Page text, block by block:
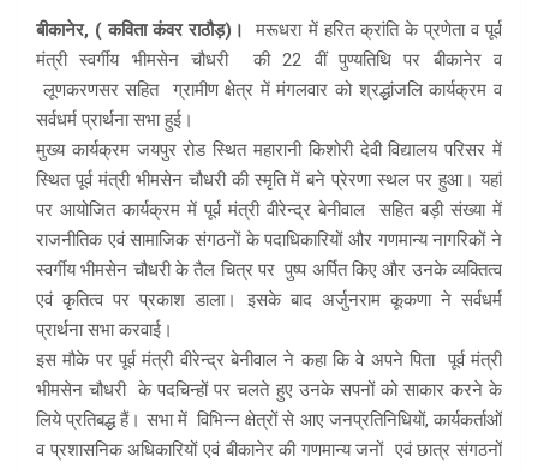
बीकानेर, ( कविता कंवर राठौड़)।
मरूधरा में हरित क्रांति के प्रणेता व पूर्व
मंत्री स्वर्गीय भीमसेन चौधरी की 22 वीं पुण्यतिथि पर बीकानेर व
लूणकरणसर सहित ग्रामीण क्षेत्र में मंगलवार को श्रद्धांजलि कार्यक्रम व
सर्वधर्म प्रार्थना सभा हुई।
मुख्य कार्यक्रम जयपुर रोड स्थित महारानी किशोरी देवी विद्यालय परिसर में
स्थित पूर्व मंत्री भीमसेन चौधरी की स्मृति में बने प्रेरणा स्थल पर हुआ। यहां
पर आयोजित कार्यक्रम में पूर्व मंत्री वीरेन्द्र बेनीवाल सहित बड़ी संख्या में
राजनीतिक एवं सामाजिक संगठनों के पदाधिकारियों और गणमान्य नागरिकों ने
स्वर्गीय भीमसेन चौधरी के तैल चित्र पर पुष्प अर्पित किए और उनके व्यक्तित्व
एवं कृतित्व पर प्रकाश डाला। इसके बाद अर्जुनराम कूकणा ने सर्वधर्म
प्रार्थना सभा करवाई।
इस मौके पर पूर्व मंत्री वीरेन्द्र बेनीवाल ने कहा कि वे अपने पिता पूर्व मंत्री
भीमसेन चौधरी के पदचिन्हों पर चलते हुए उनके सपनों को साकार करने के
लिये प्रतिबद्ध हैं। सभा में विभिन्न क्षेत्रों से आए जनप्रतिनिधियों, कार्यकर्ताओं
व प्रशासनिक अधिकारियों एवं बीकानेर की गणमान्य जनों एवं छात्र संगठनों